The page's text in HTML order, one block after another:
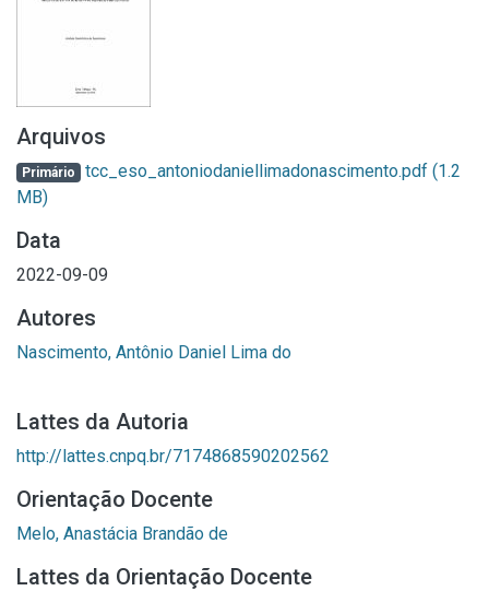
Arquivos
Primário tcc_eso_antoniodaniellimadonascimento.pdf (1.2
MB)
Data
2022-09-09
Autores
Nascimento, Antônio Daniel Lima do
Lattes da Autoria
http://lattes.cnpq.br/7174868590202562
Orientação Docente
Melo, Anastácia Brandão de
Lattes da Orientação Docente